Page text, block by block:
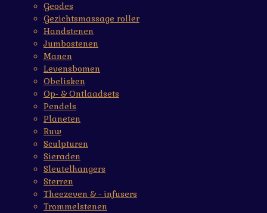
Geodes
Gezichtsmassage roller
Handstenen
Jumbostenen
Manen
Levensbomen
Obelisken
Op- & Ontlaadsets
Pendels
Planeten
Ruw
Sculpturen
Sieraden
Sleutelhangers
Sterren
Theezeven & - infusers
Trommelstenen